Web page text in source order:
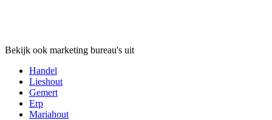
Bekijk ook marketing bureau's uit
Handel
Lieshout
Gemert
Erp
Mariahout